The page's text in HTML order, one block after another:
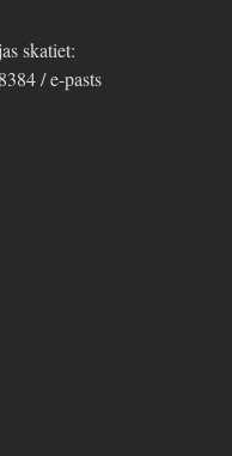
skatiet:
/ e-pasts